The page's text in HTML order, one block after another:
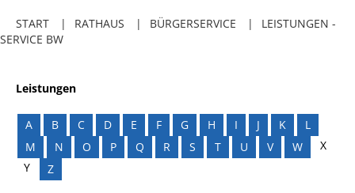
START RATHAUS BÜRGERSERVICE
LEISTUNGEN -
SERVICE BW
Leistungen
A B C D E F G H I J K
L
M
N O P Q R S T U V W
X
Y
Z